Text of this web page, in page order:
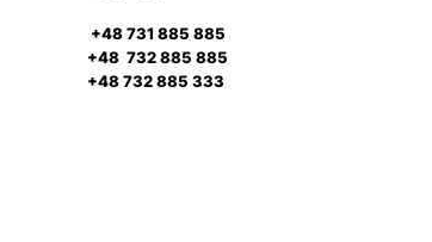
+48 731 885 885
+48 732 885 885
+48 732 885 333